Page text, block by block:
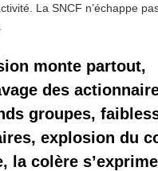
La SNCF n’échappe
monte partout,
des
groupes,
explosion du
la colère s’exprime